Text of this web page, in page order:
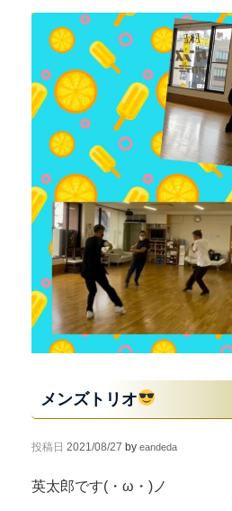
メンズトリオ
投稿日 2021/08/27 by eandeda
英太郎です(・ω・)ノ